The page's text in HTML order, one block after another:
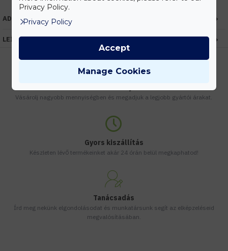
ADATOK
LEÍRÁS
Vásárolj nagyobb mennyiségben és megadjuk a legjobb gyártói árakat.
Gyors kiszállítás
Készleten lévő termékeinket akár 24 órán belül megkaphatod!
Tanácsadás
Írd meg nekünk elgondolásodat és munkatársunk segít az elképzeléseid
megvalósításában.
Privacy Policy.
Privacy Policy
Manage Cookies
Accept